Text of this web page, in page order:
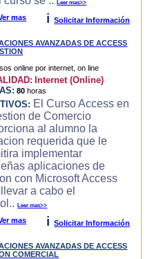
Leer mas>>
mas i Solicitar Información
AVANZADAS DE ACCESS
Internet (Online)
80 horas
El Curso Access en
de Comercio
al alumno la
requerida que le
implementar
aplicaciones de
con Microsoft Access
a cabo el
Leer mas>>
mas i Solicitar Información
AVANZADAS DE ACCESS
COMERCIAL